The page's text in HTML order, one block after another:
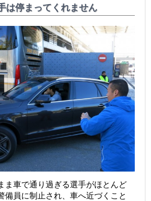
は停まってくれません
ま車で通り過ぎる選手がほとんど
備員に制止され、車へ近づくこと